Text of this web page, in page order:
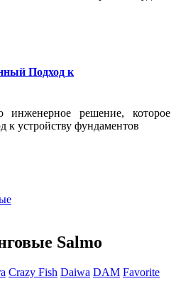
Подход к
решение, которое
к устройству фундаментов
Salmo
Crazy Fish Daiwa DAM Favorite